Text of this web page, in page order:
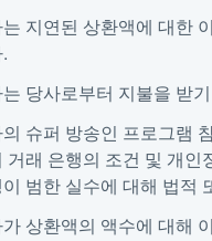
지연된 상환액에 대한
당사로부터 지불을 받
슈퍼 방송인 프로그램
거래 은행의 조건 및 개인
범한 실수에 대해 법적
상환액의 액수에 대해